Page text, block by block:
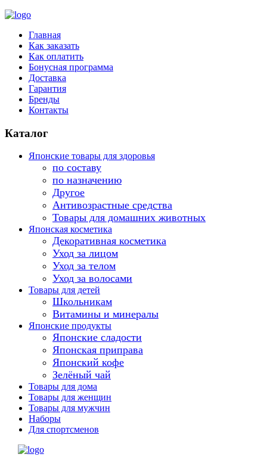
Главная
Как заказать
Как оплатить
Бонусная программа
Доставка
Гарантия
Бренды
Контакты
Каталог
Японские товары для здоровья
по составу
по назначению
Другое
Антивозрастные средства
Товары для домашних животных
Японская косметика
Декоративная косметика
Уход за лицом
Уход за телом
Уход за волосами
Товары для детей
Школьникам
Витамины и минералы
Японские продукты
Японские сладости
Японская приправа
Японский кофе
Зелёный чай
Товары для дома
Товары для женщин
Товары для мужчин
Наборы
Для спортсменов